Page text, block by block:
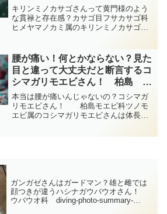
diving-photo‐tsubuankun
キリンミノカサゴさんって黄門様のよう
な貫禄と存在感？カサゴ目フサカサゴ科
ヒメヤマノカミ属のキリンミノカサゴさ
です・・・正に「控えよ～！」といった
雰囲気のキリンミノカサゴ...
腰が痛い！何とかならない？見た
目と違って大丈夫だと断言するコ
シマガリモエビさん！ 柏島 エ
ビ diving-photo‐tsubuankun
本当は腰が痛いんじゃないの？コシマガ
リモエビさん！ 柏島モエビ科ツノモ
エビ属のコシマガリモエビさんは体長は
ガンガゼさんはガードマン？雄と雌では
顔つきが違うハシナガウバウオさん！
ウバウオ科 diving-photo-summary-